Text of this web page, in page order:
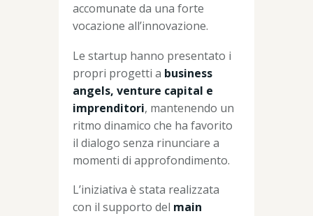
accomunate da una forte
vocazione all’innovazione.
Le startup hanno presentato i
propri progetti a business
angels, venture capital e
imprenditori, mantenendo un
ritmo dinamico che ha favorito
il dialogo senza rinunciare a
momenti di approfondimento.
L’iniziativa è stata realizzata
con il supporto del main